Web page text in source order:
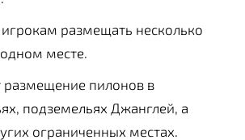
игрокам размещать несколько
месте.
размещение пилонов в
подземельях Джанглей, а
ограниченных местах.